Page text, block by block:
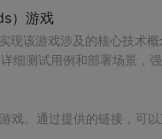
）游戏
现该游戏涉及的核心技术
测试用例和部署场景，
戏。通过提供的链接，可